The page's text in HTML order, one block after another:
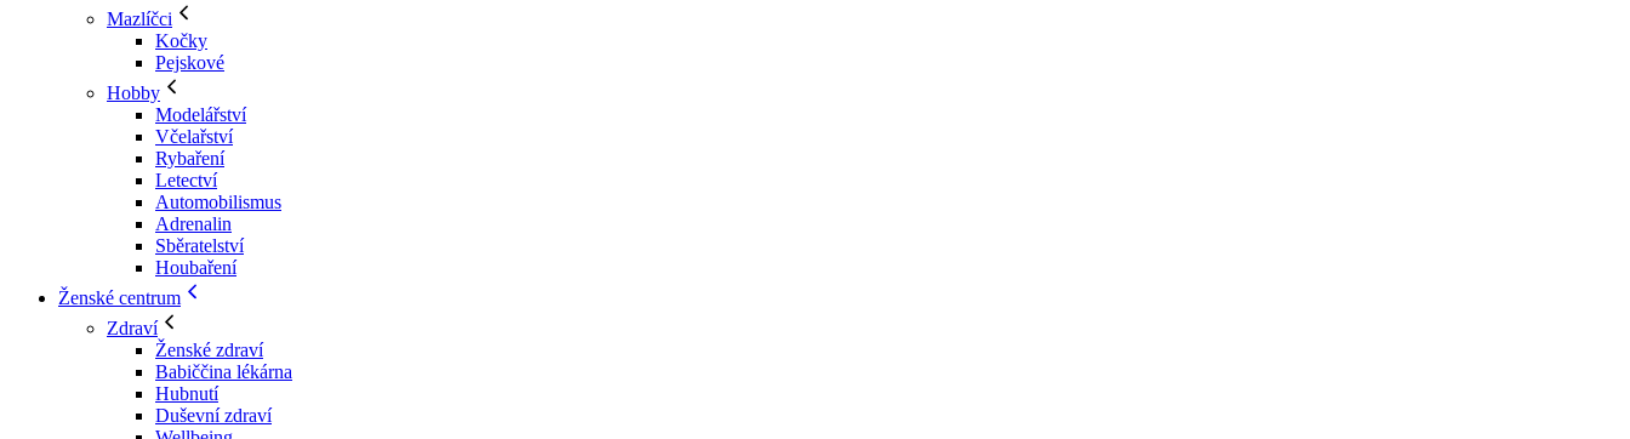
Mazlíčci
Kočky
Pejskové
Hobby
Modelářství
Včelařství
Rybaření
Letectví
Automobilismus
Adrenalin
Sběratelství
Houbaření
Ženské centrum
Zdraví
Ženské zdraví
Babiččina lékárna
Hubnutí
Duševní zdraví